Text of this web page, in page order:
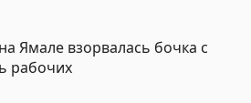
Ямале взорвалась бочка с
рабочих